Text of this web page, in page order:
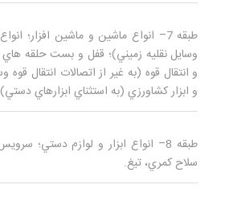
طبقه 7– انواع ماشين و ماشين‌ افزار؛
وسایل نقليه زميني)؛ قفل و بست حلقه‌
و انتقال قوه (به غير از اتصالات انتقال قوه
و ابزار كشاورزي (به استثناي ابزارهاي
طبقه 8– انواع ابزار و لوازم دستي؛
سلاح كمري، تيغ.